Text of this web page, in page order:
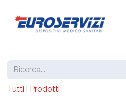
Tutti i Prodotti